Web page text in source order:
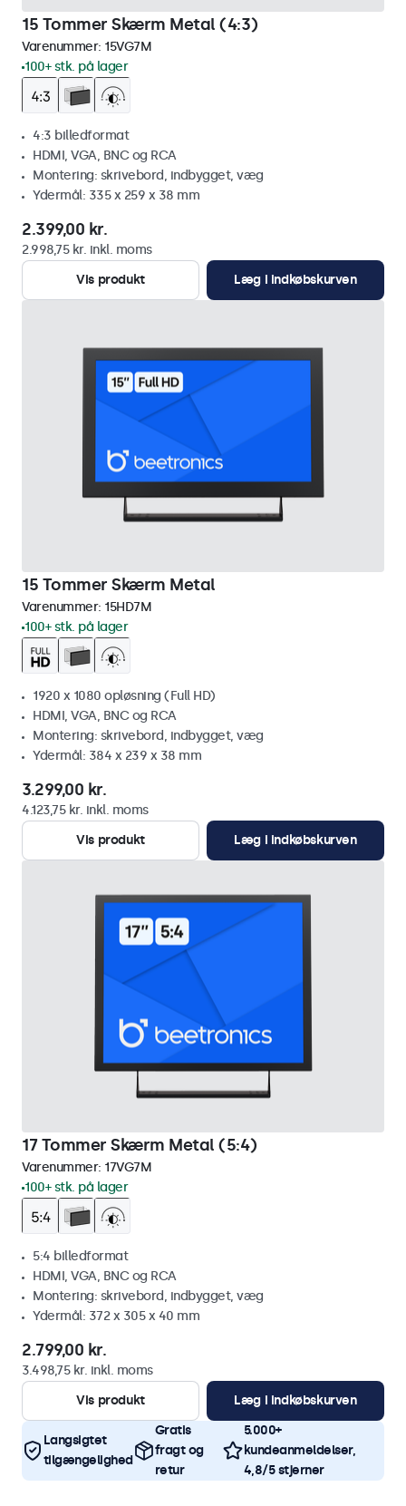
15 Tommer Skærm Metal (4:3)
Varenummer: 15VG7M
100+ stk. på lager
4:3 billedformat
HDMI, VGA, BNC og RCA
Montering: skrivebord, indbygget, væg
Ydermål: 335 x 259 x 38 mm
2.399,00 kr.
2.998,75 kr. inkl. moms
Vis produkt
Læg i indkøbskurven
15 Tommer Skærm Metal
Varenummer: 15HD7M
100+ stk. på lager
1920 x 1080 opløsning (Full HD)
HDMI, VGA, BNC og RCA
Montering: skrivebord, indbygget, væg
Ydermål: 384 x 239 x 38 mm
3.299,00 kr.
4.123,75 kr. inkl. moms
Vis produkt
Læg i indkøbskurven
17 Tommer Skærm Metal (5:4)
Varenummer: 17VG7M
100+ stk. på lager
5:4 billedformat
HDMI, VGA, BNC og RCA
Montering: skrivebord, indbygget, væg
Ydermål: 372 x 305 x 40 mm
2.799,00 kr.
3.498,75 kr. inkl. moms
Vis produkt
Læg i indkøbskurven
Langsigtet
tilgængelighed
Gratis
fragt og
retur
5.000+
kundeanmeldelser,
4,8/5 stjerner